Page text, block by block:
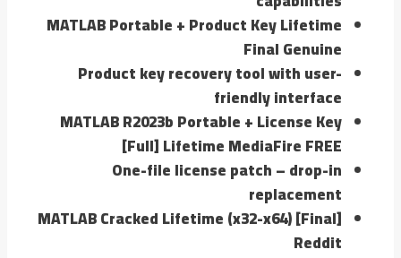
MATLAB Portable + Product Key Lifetime
Final Genuine
Product key recovery tool with user-
friendly interface
MATLAB R2023b Portable + License Key
[Full] Lifetime MediaFire FREE
One-file license patch – drop-in
replacement
MATLAB Cracked Lifetime (x32-x64) [Final]
Reddit